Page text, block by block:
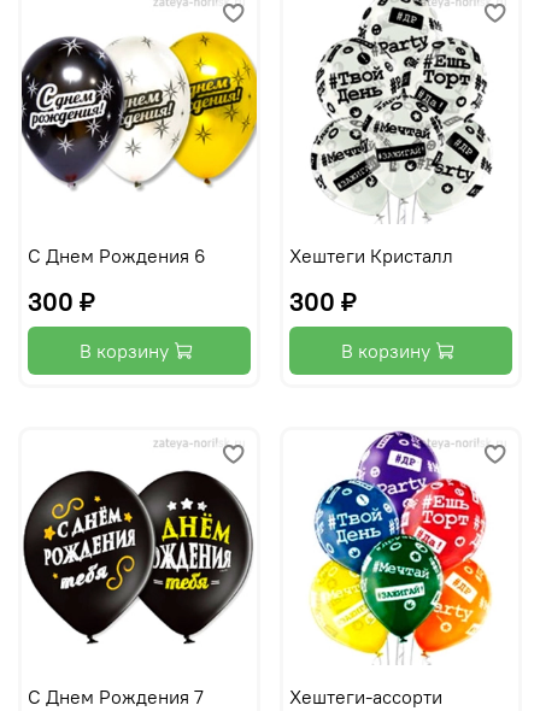
С Днем Рождения 6
300 ₽
В корзину
Хештеги Кристалл
300 ₽
В корзину
С Днем Рождения 7 Хештеги-ассорти